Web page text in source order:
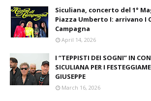
Siculiana, concerto del 1°
Piazza Umberto I: arrivano I
Campagna
April 14, 2026
I “TEPPISTI DEI SOGNI” IN
SICULIANA PER I
GIUSEPPE
March 16, 2026